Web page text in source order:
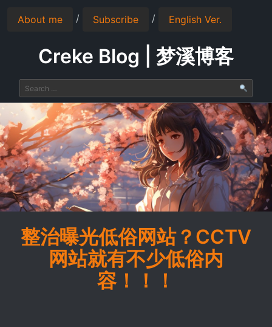
About me / Subscribe / English Ver.
Creke Blog | 梦溪博客
整治曝光低俗网站？CCTV
网站就有不少低俗内
容！！！